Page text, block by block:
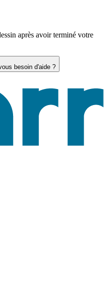
après avoir terminé votre
besoin d'aide ?